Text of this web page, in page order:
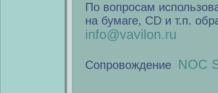
По вопросам
на бумаге, CD и т.п.
info@vavilon.ru
Сопровождение NOC